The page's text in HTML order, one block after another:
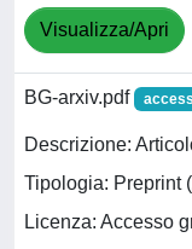
Visualizza/Apri
BG-arxiv.pdf
Descrizione:
Tipologia: Preprint
Licenza: Accesso